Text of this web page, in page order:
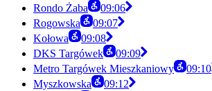
Rondo Żaba
09:06
Rogowska
09:07
Kołowa
09:08
DKS Targówek
09:09
Metro Targówek Mieszkaniowy
09:10
Myszkowska
09:12